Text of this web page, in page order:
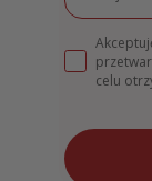
celu